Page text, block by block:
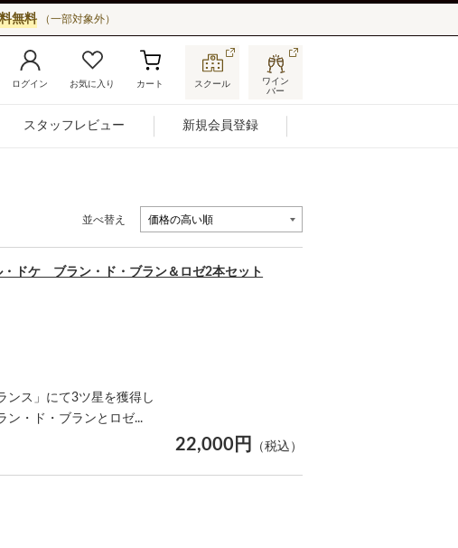
無料 （一部対象外）
ログイン お気に入り カート スクール
ワイン
バー
スタッフレビュー 新規会員登録
並べ替え
ドケ ブラン・ド・ブラン＆ロゼ2本セット
ンス」にて3ツ星を獲得し
ン・ド・ブランとロゼ...
22,000円 （税込）